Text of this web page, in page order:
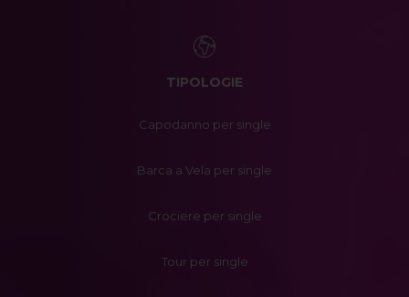
TIPOLOGIE
Capodanno per single
Barca a Vela per single
Crociere per single
Tour per single